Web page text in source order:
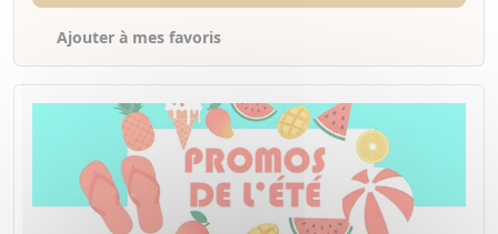
Ajouter à mes favoris